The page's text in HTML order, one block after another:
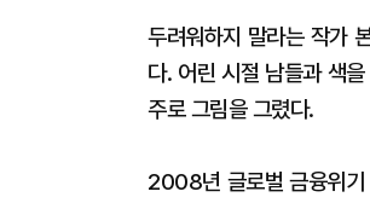
두려워하지 말라는 작가
다. 어린 시절 남들과 색
주로 그림을 그렸다.
2008년 글로벌 금융위기